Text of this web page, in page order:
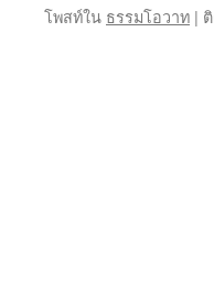
โพสท์ใน ธรรมโอวาท |